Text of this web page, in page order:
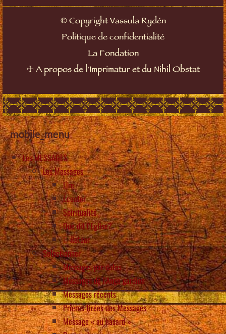
©Copyright Vassula Rydén
Politique de confidentialité
La Fondation
☩ A propos de l'Imprimatur et du Nihil Obstat
mobile_menu
Les MESSAGES
Les Messages
Lire
Écouter
Spiritualité
Que dit l’Eglise?
Retour
Selectionner
Messages par dates
Messages de l’Ange gardien
Messages récents
Prières tirées des Messages
Message « au hasard »